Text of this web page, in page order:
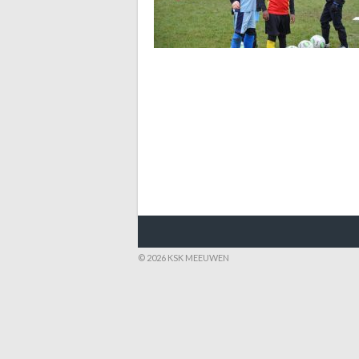
© 2026 KSK MEEUWEN